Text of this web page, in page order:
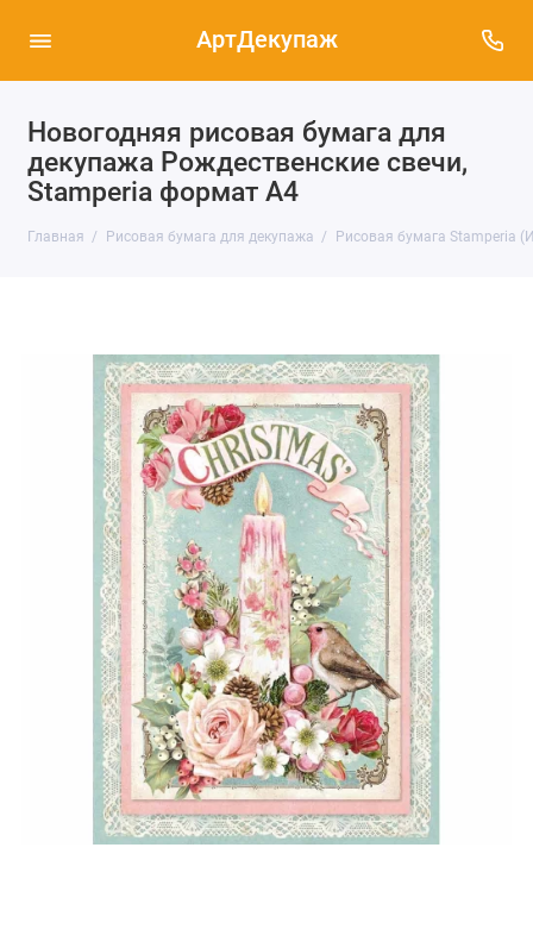
АртДекупаж
Новогодняя рисовая бумага для
декупажа Рождественские свечи,
Stamperia формат А4
Главная Рисовая бумага для декупажа Рисовая бумага Stamperia